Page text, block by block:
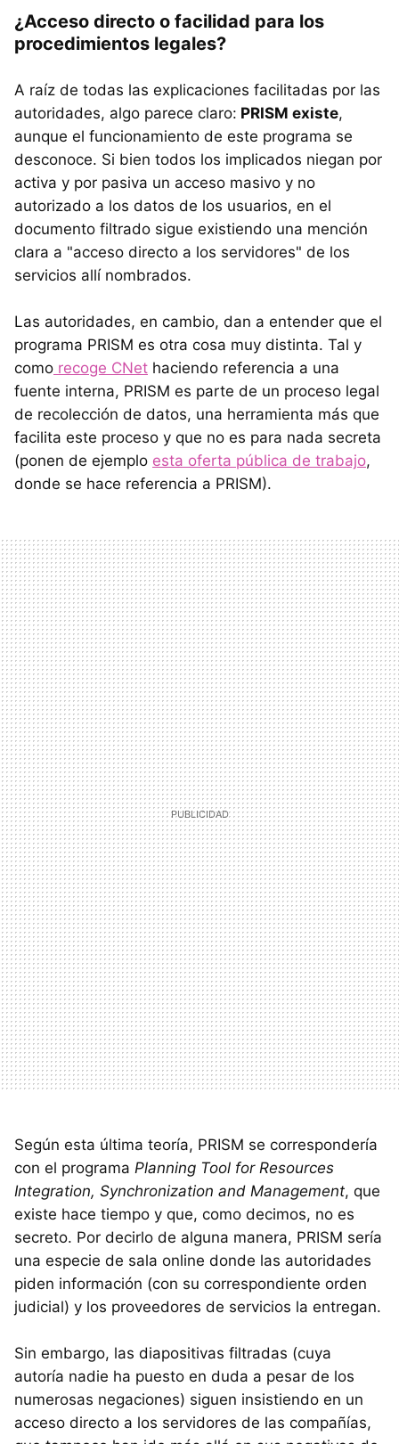
¿Acceso directo o facilidad para los
procedimientos legales?
A raíz de todas las explicaciones facilitadas por las
autoridades, algo parece claro: PRISM existe,
aunque el funcionamiento de este programa se
desconoce. Si bien todos los implicados niegan por
activa y por pasiva un acceso masivo y no
autorizado a los datos de los usuarios, en el
documento filtrado sigue existiendo una mención
clara a "acceso directo a los servidores" de los
servicios allí nombrados.
Las autoridades, en cambio, dan a entender que el
programa PRISM es otra cosa muy distinta. Tal y
como recoge CNet haciendo referencia a una
fuente interna, PRISM es parte de un proceso legal
de recolección de datos, una herramienta más que
facilita este proceso y que no es para nada secreta
(ponen de ejemplo esta oferta pública de trabajo,
donde se hace referencia a PRISM).
Según esta última teoría, PRISM se correspondería
con el programa Planning Tool for Resources
Integration, Synchronization and Management, que
existe hace tiempo y que, como decimos, no es
secreto. Por decirlo de alguna manera, PRISM sería
una especie de sala online donde las autoridades
piden información (con su correspondiente orden
judicial) y los proveedores de servicios la entregan.
Sin embargo, las diapositivas filtradas (cuya
autoría nadie ha puesto en duda a pesar de los
numerosas negaciones) siguen insistiendo en un
acceso directo a los servidores de las compañías,